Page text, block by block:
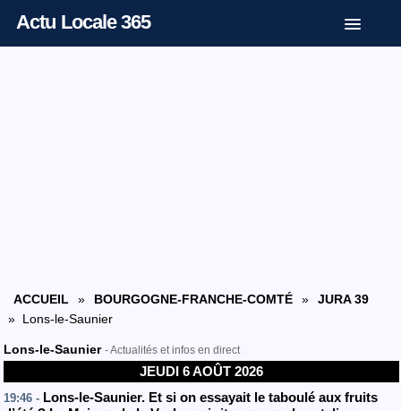
Actu Locale 365
ACCUEIL » BOURGOGNE-FRANCHE-COMTÉ »
JURA 39
» Lons-le-Saunier
Lons-le-Saunier - Actualités et infos en direct
JEUDI 6 AOÛT 2026
19:46 - Lons-le-Saunier. Et si on essayait le taboulé aux fruits